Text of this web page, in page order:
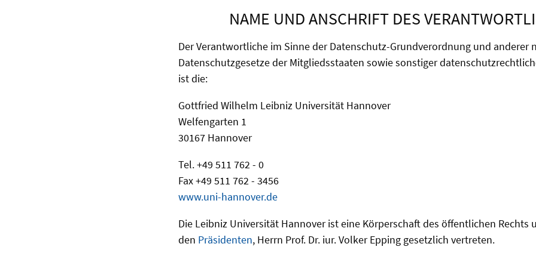
NAME UND ANSCHRIFT DES
Der Verantwortliche im Sinne der Datenschutz-Grundverordnung und anderer
Datenschutzgesetze der Mitgliedsstaaten sowie sonstiger
ist die:
Gottfried Wilhelm Leibniz Universität Hannover
Welfengarten 1
30167 Hannover
Tel. +49 511 762 - 0
Fax +49 511 762 - 3456
www.uni-hannover.de
Die Leibniz Universität Hannover ist eine Körperschaft des öffentlichen Rechts
den Präsidenten, Herrn Prof. Dr. iur. Volker Epping gesetzlich vertreten.